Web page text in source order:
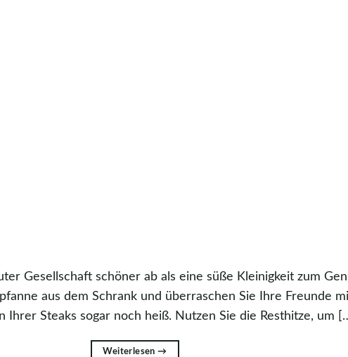
Gesellschaft schöner ab als eine süße Kleinigkeit zum
aus dem Schrank und überraschen Sie Ihre Freunde
Ihrer Steaks sogar noch heiß. Nutzen Sie die Resthitze, um
Weiterlesen→